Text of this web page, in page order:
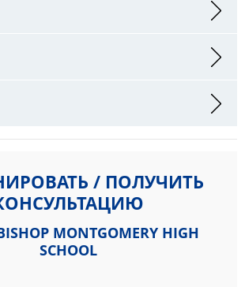
/ ПОЛУЧИТЬ
MONTGOMERY HIGH
SCHOOL